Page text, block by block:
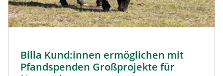
Billa Kund:innen ermöglichen mit
Pfandspenden Großprojekte für